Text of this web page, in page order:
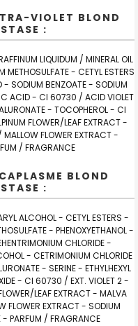
VIOLET BLOND
:
LIQUIDUM / MINERAL OIL
METHOSULFATE - CETYL ESTERS
SODIUM BENZOATE - SODIUM
ACID - CI 60730 / ACID VIOLET
- TOCOPHEROL - CI
FLOWER/LEAF EXTRACT -
FLOWER EXTRACT -
/ FRAGRANCE
BLOND
:
ALCOHOL - CETYL ESTERS -
- PHENOXYETHANOL -
CHLORIDE -
- CETRIMONIUM CHLORIDE
- SERINE - ETHYLHEXYL
- CI 60730 / EXT. VIOLET 2 -
LEAF EXTRACT - MALVA
FLOWER EXTRACT - SODIUM
- PARFUM / FRAGRANCE